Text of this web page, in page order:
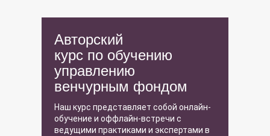
Наш курс представляет собой онлайн-
обучение и оффлайн-встречи с
ведущими практиками и экспертами в
Авторский
курс по обучению
управлению
венчурным фондом